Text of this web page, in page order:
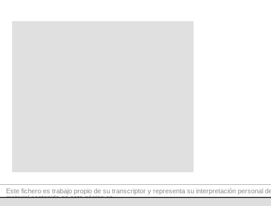
Este fichero es trabajo propio de su transcriptor y representa su interpretación personal
material contenido en esta página es